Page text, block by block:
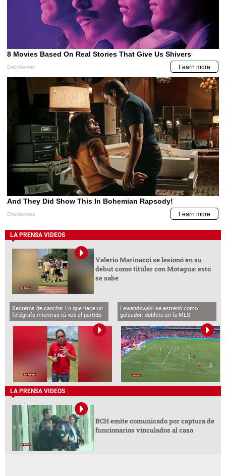
LA PRENSA VIDEOS
Valerio Marinacci se lesionó en su
debut como titular con Motagua: esto
se sabe
Secretos de cancha: Lo que hace un
fotógrafo mientras tú ves el partido
Lewandowski se estrenó como
goleador: doblete en la MLS
LA PRENSA VIDEOS
BCH emite comunicado por captura de
funcionarios vinculados al caso